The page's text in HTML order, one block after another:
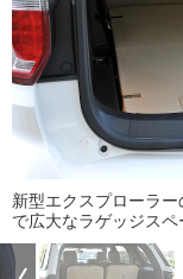
新型エクスプローラ
で広大なラゲッジス